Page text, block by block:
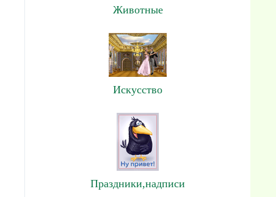
Животные
Искусство
Праздники,надписи